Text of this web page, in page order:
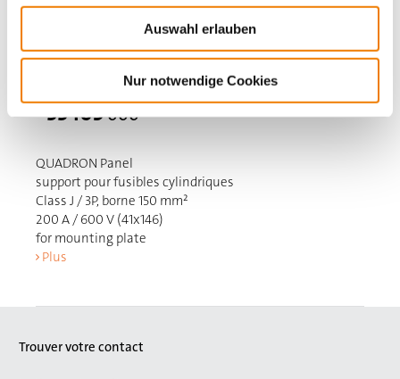
Auswahl erlauben
Nur notwendige Cookies
33409000
QUADRON Panel
support pour fusibles cylindriques
Class J / 3P, borne 150 mm²
200 A / 600 V (41x146)
for mounting plate
Plus
Trouver votre contact